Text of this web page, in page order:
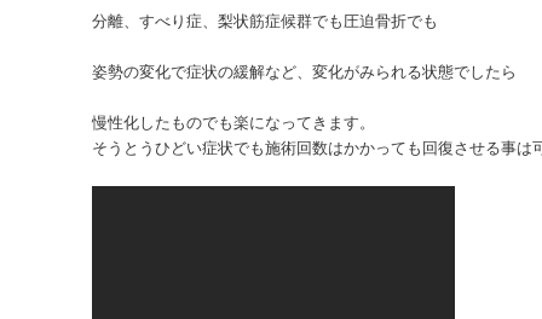
分離、すべり症、梨状筋症候群でも圧迫骨折でも
姿勢の変化で症状の緩解など、変化がみられる状態でしたら
慢性化したものでも楽になってきます。
そうとうひどい症状でも施術回数はかかっても回復させる事は